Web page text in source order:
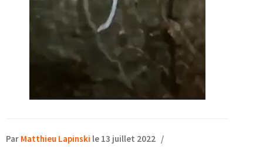
Par Matthieu Lapinski le 13 juillet 2022 /